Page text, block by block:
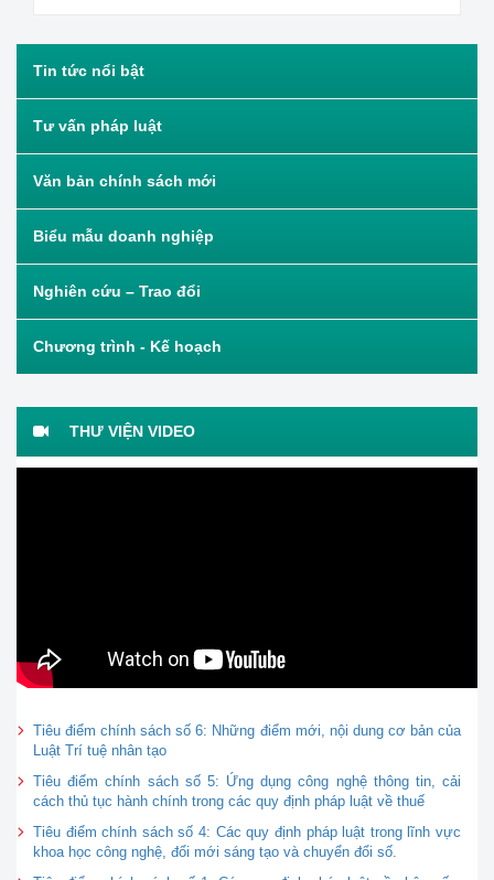
Tin tức nổi bật
Tư vấn pháp luật
Văn bản chính sách mới
Biểu mẫu doanh nghiệp
Nghiên cứu – Trao đổi
Chương trình - Kế hoạch
THƯ VIỆN VIDEO
Tiêu điểm chính sách số 6: Những điểm mới, nội dung cơ bản của
Luật Trí tuệ nhân tạo
Tiêu điểm chính sách số 5: Ứng dụng công nghệ thông tin, cải
cách thủ tục hành chính trong các quy định pháp luật về thuế
Tiêu điểm chính sách số 4: Các quy định pháp luật trong lĩnh vực
khoa học công nghệ, đổi mới sáng tạo và chuyển đổi số.